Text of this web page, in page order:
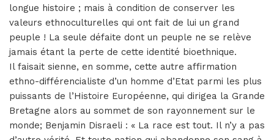
longue histoire ; mais à condition de conserver les
valeurs ethnoculturelles qui ont fait de lui un grand
peuple ! La seule défaite dont un peuple ne se relève
jamais étant la perte de cette identité bioethnique.
Il faisait sienne, en somme, cette autre affirmation
ethno-différencialiste d’un homme d’Etat parmi les plus
puissants de l’Histoire Européenne, qui dirigea la Grande
Bretagne alors au sommet de son rayonnement sur le
monde; Benjamin Disraeli : « La race est tout. Il n’y a pas